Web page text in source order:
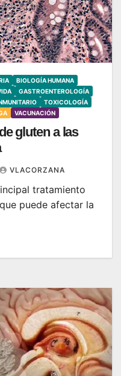
BIOLOGÍA HUMANA
GASTROENTEROLOGÍA
TOXICOLOGÍA
VACUNACIÓN
gluten a las
VLACORZANA
tratamiento
puede afectar la